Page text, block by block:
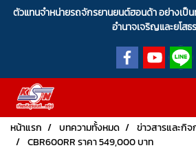
ตัวแทนจำหน่ายรถจักรยานยนต์ฮอนด้า อย่างเป็น
อำนาจเจริญและยโสธร
หน้าแรก บทความทั้งหมด
ข่าวสารและกิ
CBR600RR ราคา 549,000 บาท